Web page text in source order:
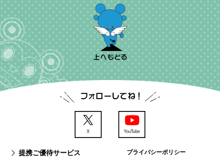
提携ご優待サービス
プライバシーポリシー